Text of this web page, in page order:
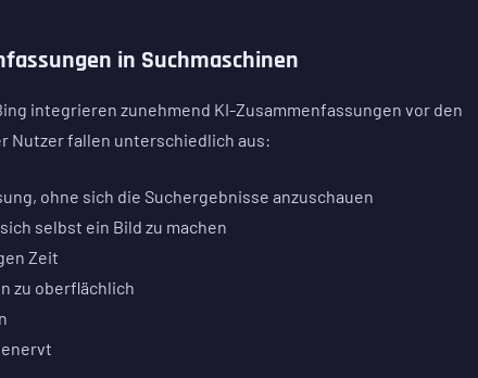
in Suchmaschinen
integrieren zunehmend KI-Zusammenfassungen vor den
Nutzer fallen unterschiedlich aus:
ohne sich die Suchergebnisse anzuschauen
selbst ein Bild zu machen
Zeit
zu oberflächlich